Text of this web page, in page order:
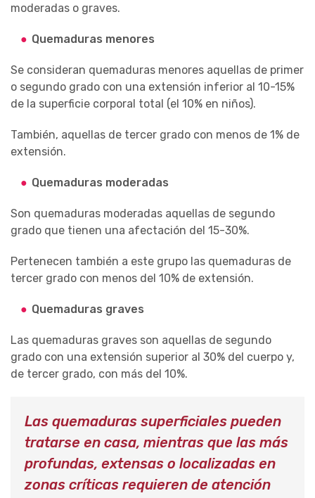
moderadas o graves.
Quemaduras menores
Se consideran quemaduras menores aquellas de primer
o segundo grado con una extensión inferior al 10-15%
de la superficie corporal total (el 10% en niños).
También, aquellas de tercer grado con menos de 1% de
extensión.
Quemaduras moderadas
Son quemaduras moderadas aquellas de segundo
grado que tienen una afectación del 15-30%.
Pertenecen también a este grupo las quemaduras de
tercer grado con menos del 10% de extensión.
Quemaduras graves
Las quemaduras graves son aquellas de segundo
grado con una extensión superior al 30% del cuerpo y,
de tercer grado, con más del 10%.
Las quemaduras superficiales pueden
tratarse en casa, mientras que las más
profundas, extensas o localizadas en
zonas críticas requieren de atención